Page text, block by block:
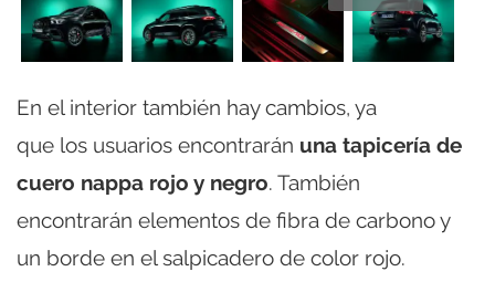
En el interior también hay cambios, ya
que los usuarios encontrarán una tapicería de
cuero nappa rojo y negro. También
encontrarán elementos de fibra de carbono y
un borde en el salpicadero de color rojo.